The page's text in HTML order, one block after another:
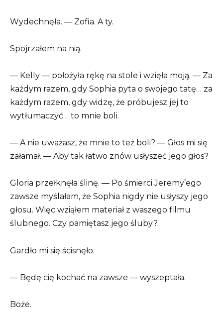
Wydechnęła. — Zofia. A ty.
Spojrzałem na nią.
— Kelly — położyła rękę na stole i wzięła moją. — Za
każdym razem, gdy Sophia pyta o swojego tatę… za
każdym razem, gdy widzę, że próbujesz jej to
wytłumaczyć… to mnie boli.
— A nie uważasz, że mnie to też boli? — Głos mi się
załamał. — Aby tak łatwo znów usłyszeć jego głos?
Gloria przełknęła ślinę. — Po śmierci Jeremy’ego
zawsze myślałam, że Sophia nigdy nie usłyszy jego
głosu. Więc wziąłem materiał z waszego filmu
ślubnego. Czy pamiętasz jego śluby?
Gardło mi się ścisnęło.
— Będę cię kochać na zawsze — wyszeptała.
Boże.